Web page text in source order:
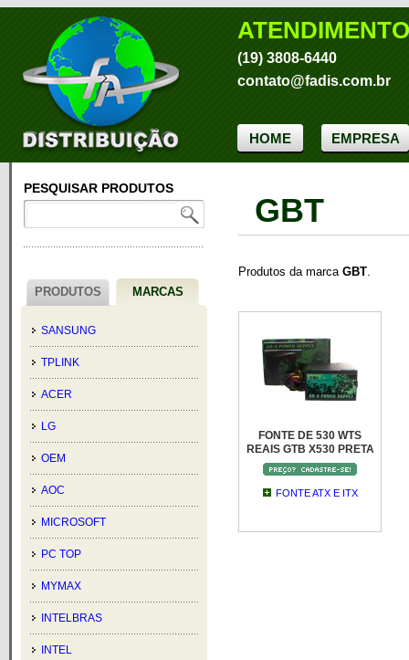
ATENDIMENTO
(19) 3808-6440
contato@fadis.com.br
HOME EMPRESA
PESQUISAR PRODUTOS
PRODUTOS MARCAS
SANSUNG
TPLINK
ACER
LG
OEM
AOC
MICROSOFT
PC TOP
MYMAX
INTELBRAS
INTEL
GBT
Produtos da marca GBT.
FONTE DE 530 WTS
REAIS GTB X530 PRETA
FONTE ATX E ITX